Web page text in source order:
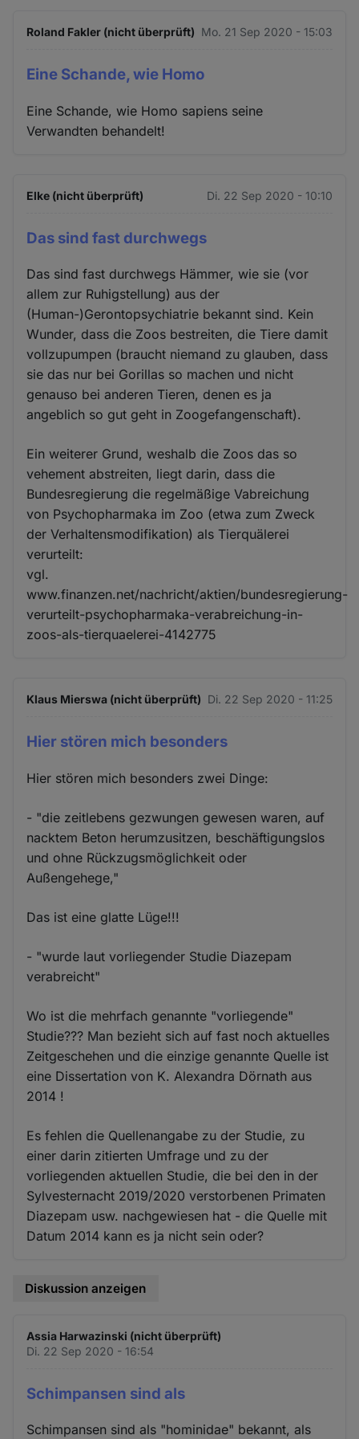
Roland Fakler (nicht überprüft) Mo. 21 Sep 2020 - 15:03
Eine Schande, wie Homo
Eine Schande, wie Homo sapiens seine
Verwandten behandelt!
Elke (nicht überprüft) Di. 22 Sep 2020 - 10:10
Das sind fast durchwegs
Das sind fast durchwegs Hämmer, wie sie (vor
allem zur Ruhigstellung) aus der
(Human-)Gerontopsychiatrie bekannt sind. Kein
Wunder, dass die Zoos bestreiten, die Tiere damit
vollzupumpen (braucht niemand zu glauben, dass
sie das nur bei Gorillas so machen und nicht
genauso bei anderen Tieren, denen es ja
angeblich so gut geht in Zoogefangenschaft).
Ein weiterer Grund, weshalb die Zoos das so
vehement abstreiten, liegt darin, dass die
Bundesregierung die regelmäßige Vabreichung
von Psychopharmaka im Zoo (etwa zum Zweck
der Verhaltensmodifikation) als Tierquälerei
verurteilt:
vgl.
www.finanzen.net/nachricht/aktien/bundesregierung-
verurteilt-psychopharmaka-verabreichung-in-
zoos-als-tierquaelerei-4142775
Klaus Mierswa (nicht überprüft) Di. 22 Sep 2020 - 11:25
Hier stören mich besonders
Hier stören mich besonders zwei Dinge:
- "die zeitlebens gezwungen gewesen waren, auf
nacktem Beton herumzusitzen, beschäftigungslos
und ohne Rückzugsmöglichkeit oder
Außengehege,"
Das ist eine glatte Lüge!!!
- "wurde laut vorliegender Studie Diazepam
verabreicht"
Wo ist die mehrfach genannte "vorliegende"
Studie??? Man bezieht sich auf fast noch aktuelles
Zeitgeschehen und die einzige genannte Quelle ist
eine Dissertation von K. Alexandra Dörnath aus
2014 !
Es fehlen die Quellenangabe zu der Studie, zu
einer darin zitierten Umfrage und zu der
vorliegenden aktuellen Studie, die bei den in der
Sylvesternacht 2019/2020 verstorbenen Primaten
Diazepam usw. nachgewiesen hat - die Quelle mit
Datum 2014 kann es ja nicht sein oder?
Diskussion anzeigen
Assia Harwazinski (nicht überprüft)
Di. 22 Sep 2020 - 16:54
Schimpansen sind als
Schimpansen sind als "hominidae" bekannt, als